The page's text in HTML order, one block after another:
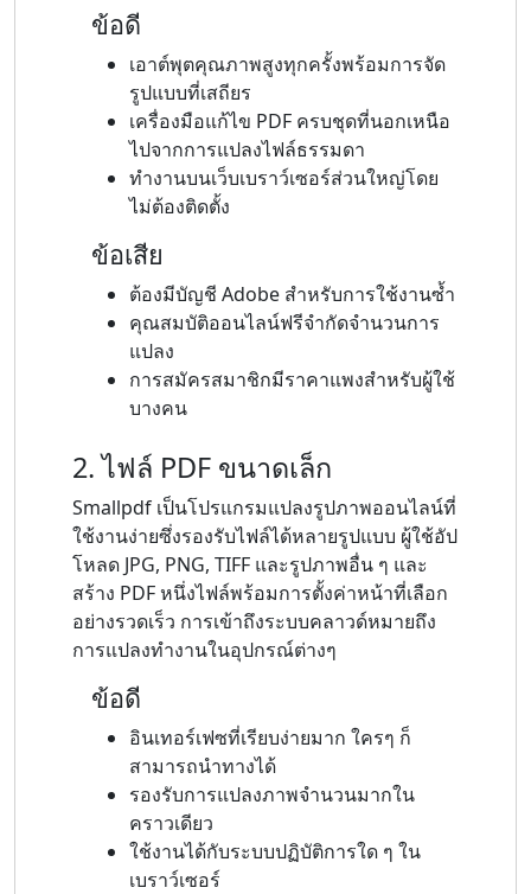
ข้อดี
เอาต์พุตคุณภาพสูงทุกครั้งพร้อมการจัด
รูปแบบที่เสถียร
เครื่องมือแก้ไข PDF ครบชุดที่นอกเหนือ
ไปจากการแปลงไฟล์ธรรมดา
ทำงานบนเว็บเบราว์เซอร์ส่วนใหญ่โดย
ไม่ต้องติดตั้ง
ข้อเสีย
ต้องมีบัญชี Adobe สำหรับการใช้งานซ้ำ
คุณสมบัติออนไลน์ฟรีจำกัดจำนวนการ
แปลง
การสมัครสมาชิกมีราคาแพงสำหรับผู้ใช้
บางคน
2. ไฟล์ PDF ขนาดเล็ก
Smallpdf เป็นโปรแกรมแปลงรูปภาพออนไลน์ที่
ใช้งานง่ายซึ่งรองรับไฟล์ได้หลายรูปแบบ ผู้ใช้อัป
โหลด JPG, PNG, TIFF และรูปภาพอื่น ๆ และ
สร้าง PDF หนึ่งไฟล์พร้อมการตั้งค่าหน้าที่เลือก
อย่างรวดเร็ว การเข้าถึงระบบคลาวด์หมายถึง
การแปลงทำงานในอุปกรณ์ต่างๆ
ข้อดี
อินเทอร์เฟซที่เรียบง่ายมาก ใครๆ ก็
สามารถนำทางได้
รองรับการแปลงภาพจำนวนมากใน
คราวเดียว
ใช้งานได้กับระบบปฏิบัติการใด ๆ ใน
เบราว์เซอร์